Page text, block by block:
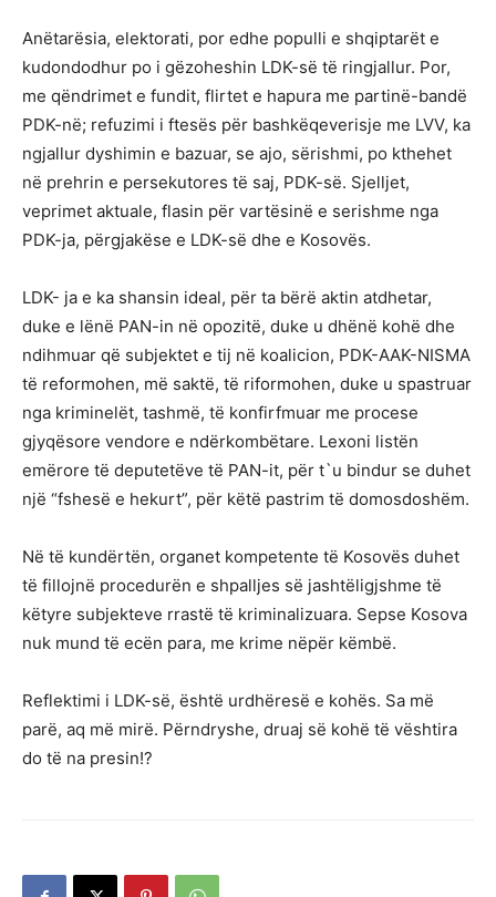
Anëtarësia, elektorati, por edhe populli e shqiptarët e
kudondodhur po i gëzoheshin LDK-së të ringjallur. Por,
me qëndrimet e fundit, flirtet e hapura me partinë-bandë
PDK-në; refuzimi i ftesës për bashkëqeverisje me LVV, ka
ngjallur dyshimin e bazuar, se ajo, sërishmi, po kthehet
në prehrin e persekutores të saj, PDK-së. Sjelljet,
veprimet aktuale, flasin për vartësinë e serishme nga
PDK-ja, përgjakëse e LDK-së dhe e Kosovës.
LDK- ja e ka shansin ideal, për ta bërë aktin atdhetar,
duke e lënë PAN-in në opozitë, duke u dhënë kohë dhe
ndihmuar që subjektet e tij në koalicion, PDK-AAK-NISMA
të reformohen, më saktë, të riformohen, duke u spastruar
nga kriminelët, tashmë, të konfirfmuar me procese
gjyqësore vendore e ndërkombëtare. Lexoni listën
emërore të deputetëve të PAN-it, për t`u bindur se duhet
një “fshesë e hekurt”, për këtë pastrim të domosdoshëm.
Në të kundërtën, organet kompetente të Kosovës duhet
të fillojnë procedurën e shpalljes së jashtëligjshme të
këtyre subjekteve rrastë të kriminalizuara. Sepse Kosova
nuk mund të ecën para, me krime nëpër këmbë.
Reflektimi i LDK-së, është urdhëresë e kohës. Sa më
parë, aq më mirë. Përndryshe, druaj së kohë të vështira
do të na presin!?